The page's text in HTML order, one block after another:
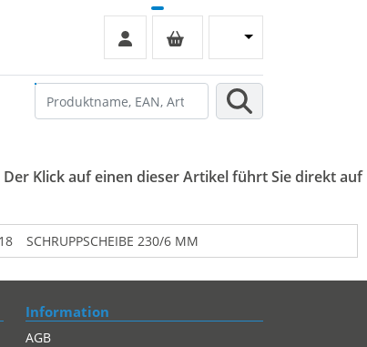
Klick auf einen dieser Artikel führt Sie direkt auf
SCHRUPPSCHEIBE 230/6 MM
Information
AGB